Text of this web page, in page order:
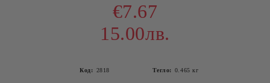
€7.67
15.00лв.
Код: 2818 Тегло: 0.465 кг